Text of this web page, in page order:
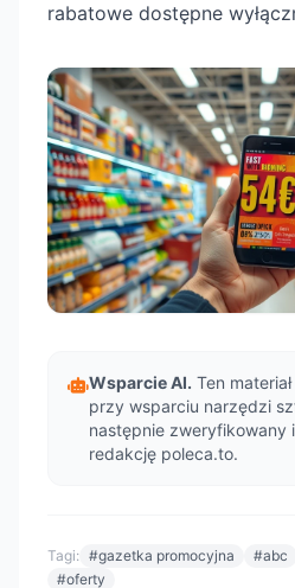
rabatowe dostępne
Wsparcie AI. Ten
przy wsparciu narzędzi
następnie zweryfikowany
redakcję poleca.to.
Tagi: #gazetka promocyjna #abc
#oferty